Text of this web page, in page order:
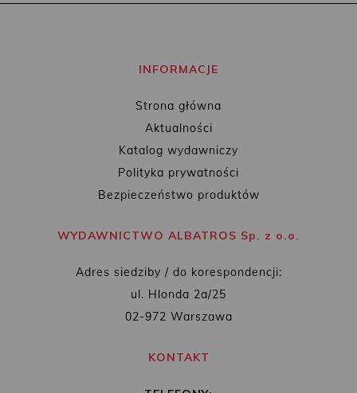
INFORMACJE
Strona główna
Aktualności
Katalog wydawniczy
Polityka prywatności
Bezpieczeństwo produktów
WYDAWNICTWO ALBATROS Sp. z o.o.
Adres siedziby / do korespondencji:
ul. Hlonda 2a/25
02-972 Warszawa
KONTAKT